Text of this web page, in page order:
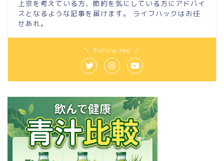
上京を考えている方、節約を気にしている方にアドバイ
スとなるような記事を届けます。 ライフハックはお任
せあれ。
＼ Follow me ／